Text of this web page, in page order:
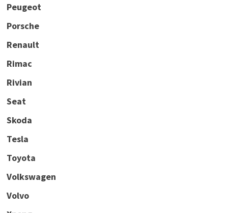
Peugeot
Porsche
Renault
Rimac
Rivian
Seat
Skoda
Tesla
Toyota
Volkswagen
Volvo